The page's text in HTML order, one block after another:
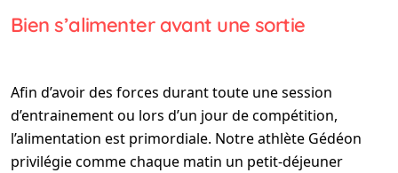
Bien s’alimenter avant une sortie
Afin d’avoir des forces durant toute une session
d’entrainement ou lors d’un jour de compétition,
l’alimentation est primordiale. Notre athlète Gédéon
privilégie comme chaque matin un petit-déjeuner